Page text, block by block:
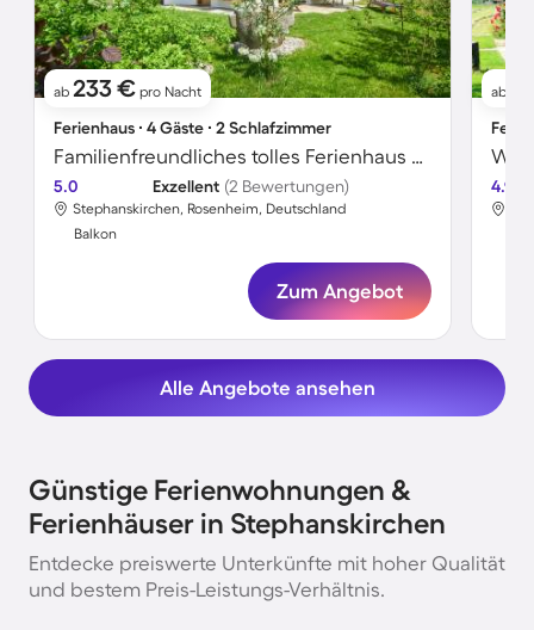
ab 233 € pro Nacht
Ferienhaus ∙ 4 Gäste ∙ 2 Schlafzimmer
Familienfreundliches tolles Ferienhaus mit Garten und Terrasse | Haustiere sind willkommen
5.0 Exzellent (2 Bewertungen)
Stephanskirchen, Rosenheim, Deutschland
Balkon
Zum Angebot
ab
4.9
Alle Angebote ansehen
Günstige Ferienwohnungen &
Ferienhäuser in Stephanskirchen
Entdecke preiswerte Unterkünfte mit hoher Qualität
und bestem Preis-Leistungs-Verhältnis.